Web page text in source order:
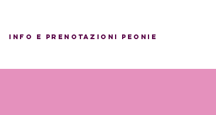
INFO E PRENOTAZIONI PEONIE